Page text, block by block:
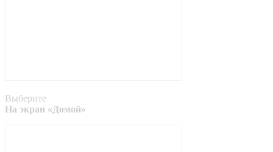
Выберите
На экран «Домой»